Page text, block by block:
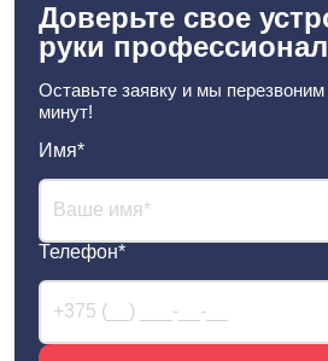
Доверьте свое
руки
Оставьте заявку и мы
минут!
Имя*
Телефон*